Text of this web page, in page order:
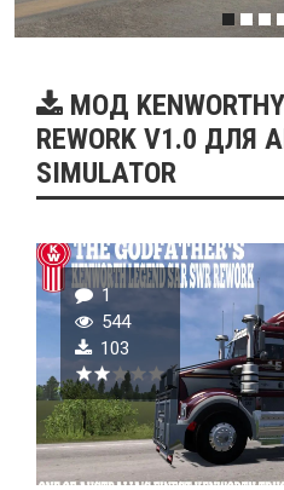
МОД
REWORK V1.0 ДЛЯ
SIMULATOR
1
544
103